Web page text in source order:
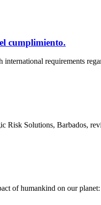
cumplimiento.
requirements
Solutions, Barbados,
of humankind on our planet: